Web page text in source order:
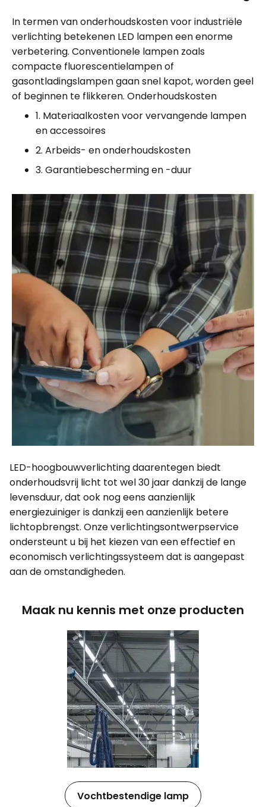
In termen van onderhoudskosten voor industriële
verlichting betekenen LED lampen een enorme
verbetering. Conventionele lampen zoals
compacte fluorescentielampen of
gasontladingslampen gaan snel kapot, worden geel
of beginnen te flikkeren. Onderhoudskosten
1. Materiaalkosten voor vervangende lampen
en accessoires
2. Arbeids- en onderhoudskosten
3. Garantiebescherming en -duur
LED-hoogbouwverlichting daarentegen biedt
onderhoudsvrij licht tot wel 30 jaar dankzij de lange
levensduur, dat ook nog eens aanzienlijk
energiezuiniger is dankzij een aanzienlijk betere
lichtopbrengst. Onze verlichtingsontwerpservice
ondersteunt u bij het kiezen van een effectief en
economisch verlichtingssysteem dat is aangepast
aan de omstandigheden.
Maak nu kennis met onze producten
Vochtbestendige lamp